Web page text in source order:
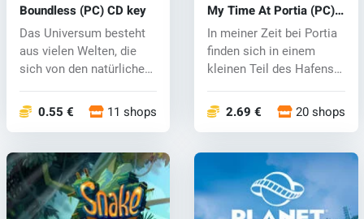
Boundless (PC) CD key
Das Universum besteht
aus vielen Welten, die
sich von den natürlichen
0.55 € 11 shops
My Time At Portia (PC)
CD key
In meiner Zeit bei Portia
finden sich in einem
kleinen Teil des Hafens
2.69 € 20 shops